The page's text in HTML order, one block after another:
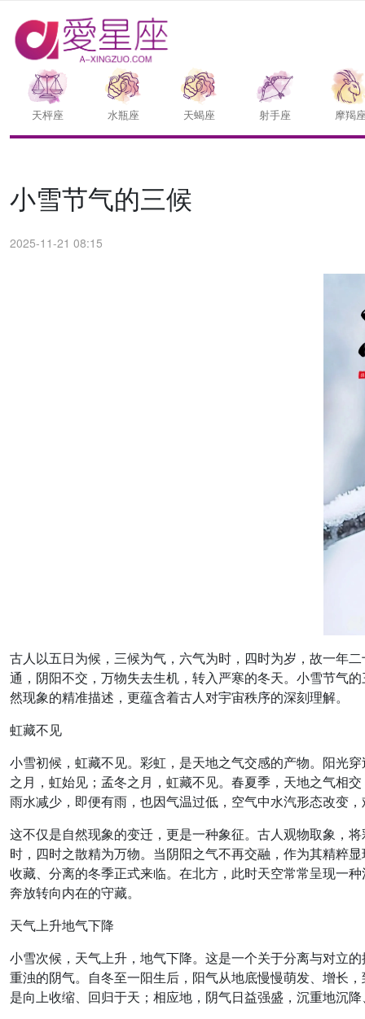
天枰座 水瓶座 天蝎座 射手座 摩羯
小雪节气的三候
2025-11-21 08:15
古人以五日为候，三候为气，六气为时，四时为岁，故一年
通，阴阳不交，万物失去生机，转入严寒的冬天。小雪节气
然现象的精准描述，更蕴含着古人对宇宙秩序的深刻理解。
虹藏不见
小雪初候，虹藏不见。彩虹，是天地之气交感的产物。阳光
之月，虹始见；孟冬之月，虹藏不见。春夏季，天地之气相
雨水减少，即便有雨，也因气温过低，空气中水汽形态改变
这不仅是自然现象的变迁，更是一种象征。古人观物取象，
时，四时之散精为万物。当阴阳之气不再交融，作为其精粹
收藏、分离的冬季正式来临。在北方，此时天空常常呈现一
奔放转向内在的守藏。
天气上升地气下降
小雪次候，天气上升，地气下降。这是一个关于分离与对立
重浊的阴气。自冬至一阳生后，阳气从地底慢慢萌发、增长
是向上收缩、回归于天；相应地，阴气日益强盛，沉重地沉